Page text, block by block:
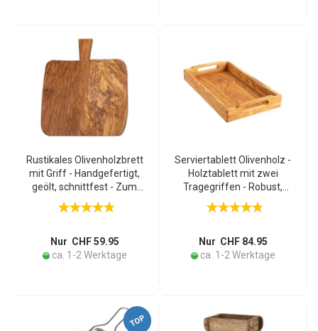
Rustikales Olivenholzbrett
mit Griff - Handgefertigt,
geölt, schnittfest - Zum
Servieren & Schneiden
von Brot, Tapas & Gemüse
Italien
Nur CHF 59.95
ca. 1-2 Werktage
Serviertablett Olivenholz -
Holztablett mit zwei
Tragegriffen - Robust,
langlebig - Zum Servieren
von Tee, Kaffee, Gebäck,
Nur CHF 84.95
ca. 1-2 Werktage
TOP